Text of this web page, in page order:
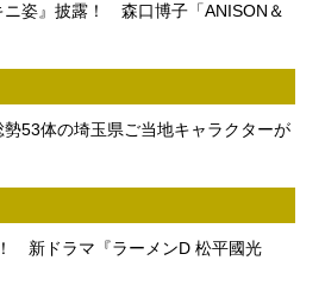
ニ姿』披露！ 森口博子「ANISON＆
53体の埼玉県ご当地キャラクターが
新ドラマ『ラーメンD 松平國光